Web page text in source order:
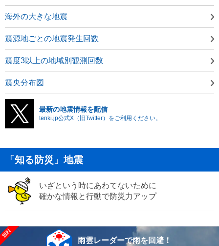
海外の大きな地震
震源地ごとの地震発生回数
震度3以上の地域別観測回数
震央分布図
最新の地震情報を配信
tenki.jp公式X（旧Twitter）をご利用ください。
「知る防災」地震
いざという時にあわてないために
確かな情報と行動で防災力アップ
雨雲レーダーで雨を回避！